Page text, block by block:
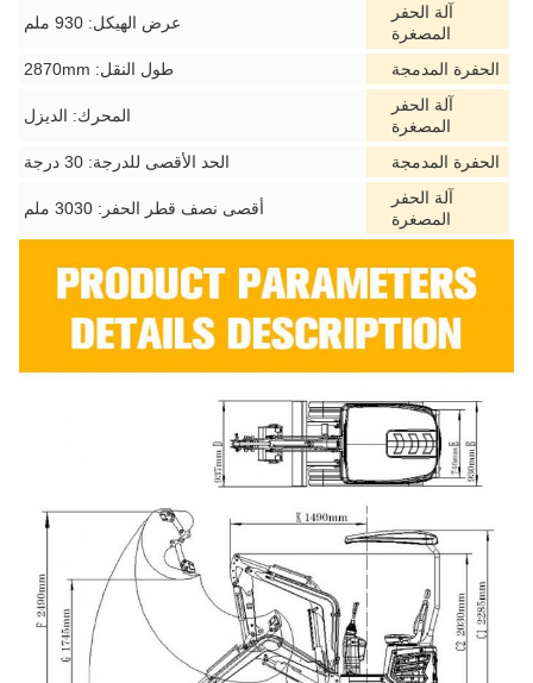
آلة الحفر
المصغرة
عرض الهيكل: 930 ملم
الحفرة المدمجة
طول النقل: 2870mm
آلة الحفر
المصغرة
المحرك: الديزل
الحفرة المدمجة
الحد الأقصى للدرجة: 30 درجة
آلة الحفر
المصغرة
أقصى نصف قطر الحفر: 3030 ملم